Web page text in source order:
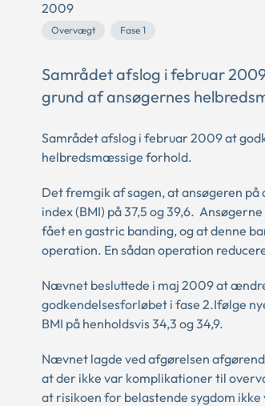
2009
Overvægt Fase 1
Samrådet afslog i februar
grund af ansøgernes
Samrådet afslog i februar 2009 at
helbredsmæssige forhold.
Det fremgik af sagen, at ansøgeren
index (BMI) på 37,5 og 39,6.
fået en gastric banding, og at denne
operation. En sådan operation
Nævnet besluttede i maj 2009 at
godkendelsesforløbet i fase 2.Ifølge
BMI på henholdsvis 34,3 og 34,9.
Nævnet lagde ved afgørelsen
at der ikke var komplikationer til
at risikoen for belastende sygdom